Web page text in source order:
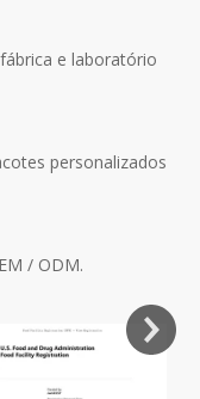
e laboratório
personalizados
/ ODM.